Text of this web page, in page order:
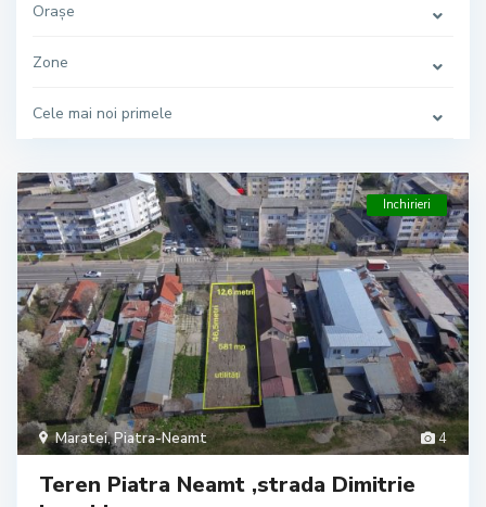
Orașe
Zone
Cele mai noi primele
4
Maratei,Piatra-Neamt
Inchirieri
Teren Piatra Neamt ,strada Dimitrie